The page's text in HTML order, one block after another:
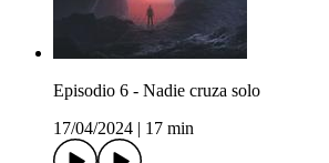
Episodio 6 - Nadie cruza solo
17/04/2024
17 min